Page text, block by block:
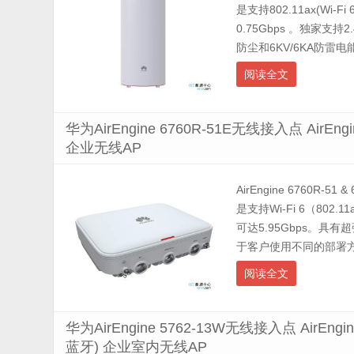
是支持802.11ax(Wi-Fi
0.75Gbps 。独家支持
防尘和6KV/6KA防雷电
阅读全文
华为AirEngine 6760R-51E无线接入点
企业无线AP
AirEngine 6760R-51 &
是支持Wi-Fi 6（
可达5.95Gbps。具有
于客户使用不同的部署
阅读全文
华为AirEngine 5762-13W无线接入点
蓝牙) 企业室内无线AP